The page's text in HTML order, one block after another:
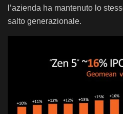
l’azienda ha mantenuto lo
salto generazionale.